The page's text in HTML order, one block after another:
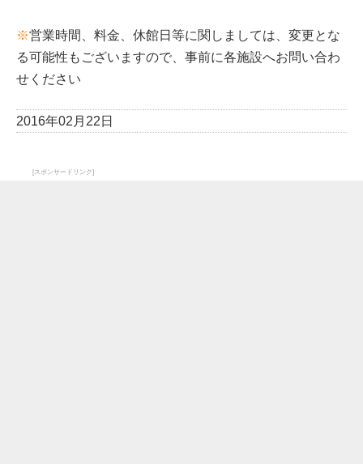
※営業時間、料金、休館日等に関しましては、変更とな
る可能性もございますので、事前に各施設へお問い合わ
せください
2016年02月22日
[スポンサードリンク]